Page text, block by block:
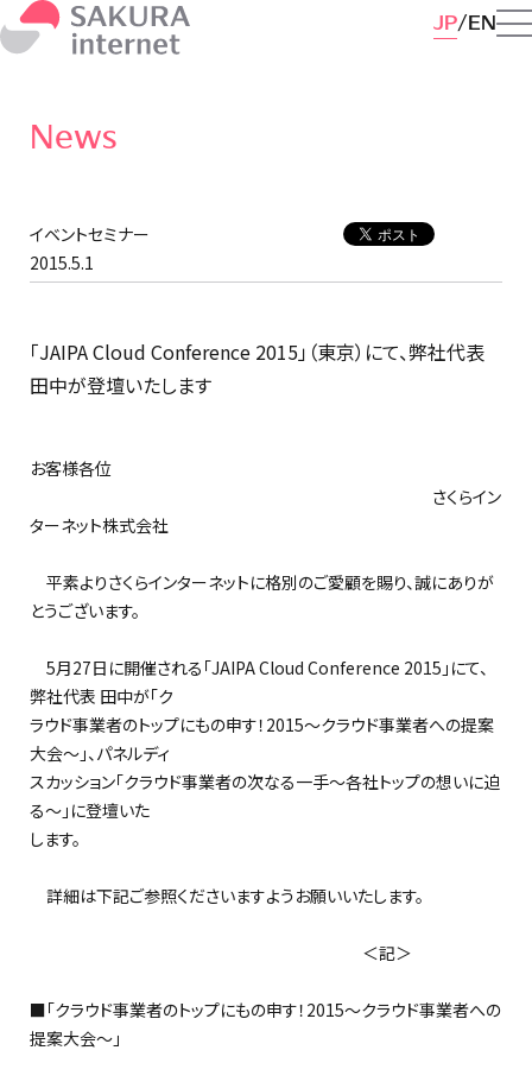
JP EN
News
イベントセミナー
2015.5.1
「JAIPA Cloud Conference 2015」（東京）にて、弊社代表
田中が登壇いたします
お客様各位
さくらイン
ターネット株式会社
平素よりさくらインターネットに格別のご愛顧を賜り、誠にありが
とうございます。
5月27日に開催される「JAIPA Cloud Conference 2015」にて、
弊社代表 田中が「ク
ラウド事業者のトップにもの申す！2015～クラウド事業者への提案
大会～」、パネルディ
スカッション「クラウド事業者の次なる一手～各社トップの想いに迫
る～」に登壇いた
します。
詳細は下記ご参照くださいますようお願いいたします。
＜記＞
■「クラウド事業者のトップにもの申す！2015～クラウド事業者への
提案大会～」